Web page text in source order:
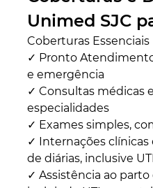
Unimed SJC
Coberturas Essenciais
✓ Pronto
e emergência
✓ Consultas médicas
especialidades
✓ Exames simples,
✓ Internações
de diárias, inclusive UTI
✓ Assistência ao